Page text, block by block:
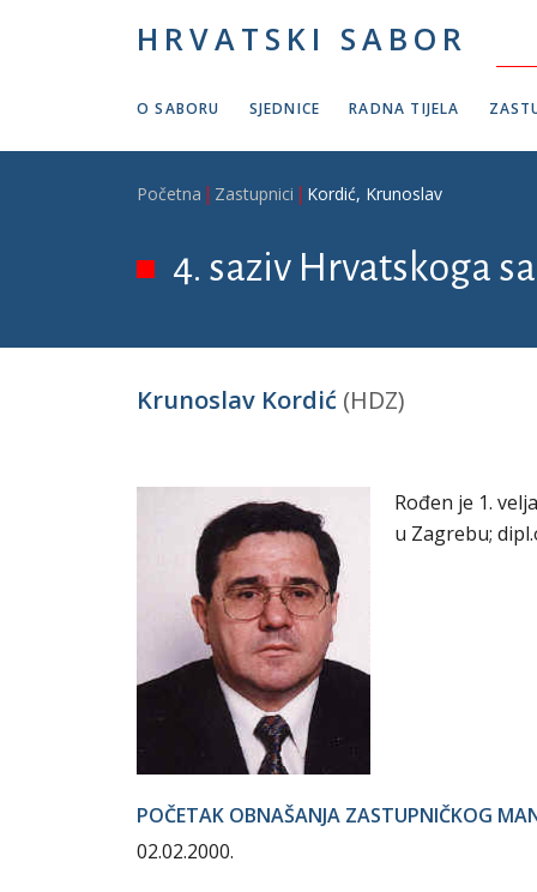
HRVATSKI SABOR
O SABORU SJEDNICE RADNA TIJELA
Breadcrumb
Početna Zastupnici Kordić, Krunoslav
4. saziv Hrvatskoga
Krunoslav Kordić (HDZ)
Rođen je 1.
u Zagrebu;
POČETAK OBNAŠANJA ZASTUPNIČKOG
02.02.2000.